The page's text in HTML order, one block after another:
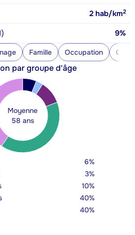
2 hab/km2
9%
Famille Occupation
par groupe d'âge
Moyenne
58 ans
6%
3%
10%
40%
40%